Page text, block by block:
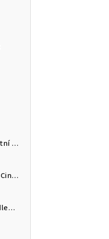
Universální čistič podlah Klee letní květy 1,45 l
Tesori d'Oriente Orchidea della Cina parfémovaná voda dámská 100ml
Prací gel XXL s marseillským mýdlem 5,65 L